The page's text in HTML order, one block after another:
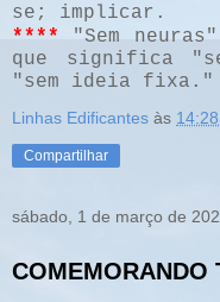
se; implicar.
****
"Sem
que significa
"sem ideia fixa."
Linhas Edificantes às
Compartilhar
sábado, 1 de março de
COMEMORANDO